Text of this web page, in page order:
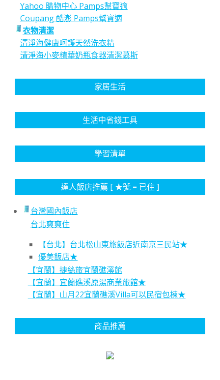
Yahoo 購物中心 Pamps幫寶適
Coupang 酷澎 Pamps幫寶適
衣物清潔
清淨海健康呵護天然洗衣精
清淨海小麥精華奶瓶食器清潔慕斯
家居生活
生活中省錢工具
學習清單
達人飯店推薦 [ ★號 = 已住 ]
台灣國內飯店
台北爽爽住
【台北】台北松山東旅飯店近南京三民站★
優美飯店★
【宜蘭】捷絲旅宜蘭礁溪館
【宜蘭】宜蘭礁溪原湯商業旅館★
【宜蘭】山月22宜蘭礁溪Villa可以民宿包棟★
商品推薦